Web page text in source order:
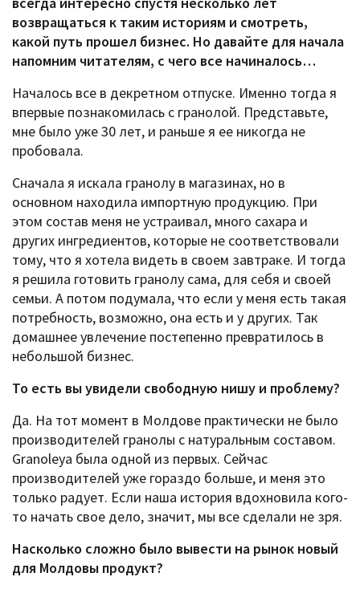
возвращаться к таким историям и смотреть,
какой путь прошел бизнес. Но давайте для начала
напомним читателям, с чего все начиналось…
Началось все в декретном отпуске. Именно тогда я
впервые познакомилась с гранолой. Представьте,
мне было уже 30 лет, и раньше я ее никогда не
пробовала.
Сначала я искала гранолу в магазинах, но в
основном находила импортную продукцию. При
этом состав меня не устраивал, много сахара и
других ингредиентов, которые не соответствовали
тому, что я хотела видеть в своем завтраке. И тогда
я решила готовить гранолу сама, для себя и своей
семьи. А потом подумала, что если у меня есть такая
потребность, возможно, она есть и у других. Так
домашнее увлечение постепенно превратилось в
небольшой бизнес.
То есть вы увидели свободную нишу и проблему?
Да. На тот момент в Молдове практически не было
производителей гранолы с натуральным составом.
Granoleya была одной из первых. Сейчас
производителей уже гораздо больше, и меня это
только радует. Если наша история вдохновила кого-
то начать свое дело, значит, мы все сделали не зря.
Насколько сложно было вывести на рынок новый
для Молдовы продукт?